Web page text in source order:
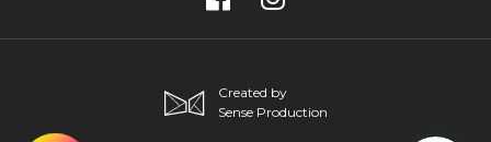
Created by
Sense Production